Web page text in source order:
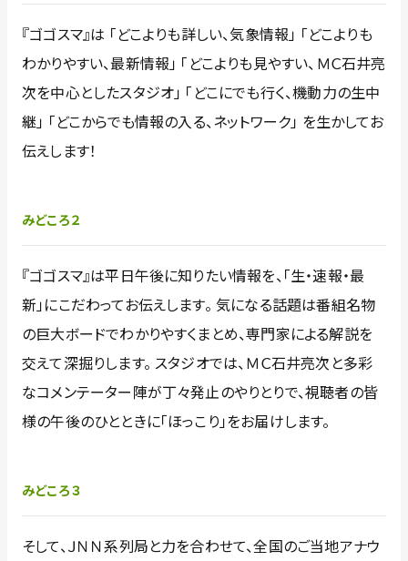
『ゴゴスマ』は 「どこよりも詳しい、気象情報」 「どこよりも
わかりやすい、最新情報」 「どこよりも見やすい、ＭＣ石井亮
次を中心としたスタジオ」 「どこにでも行く、機動力の生中
継」 「どこからでも情報の入る、ネットワーク」 を生かしてお
伝えします！
みどころ２
『ゴゴスマ』は平日午後に知りたい情報を、「生・速報・最
新」にこだわってお伝えします。 気になる話題は番組名物
の巨大ボードでわかりやすくまとめ、専門家による解説を
交えて深掘りします。 スタジオでは、ＭＣ石井亮次と多彩
なコメンテーター陣が丁々発止のやりとりで、視聴者の皆
様の午後のひとときに「ほっこり」をお届けします。
みどころ３
そして、ＪＮＮ系列局と力を合わせて、全国のご当地アナウ